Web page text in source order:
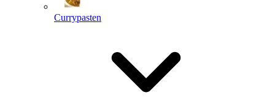
Currypasten